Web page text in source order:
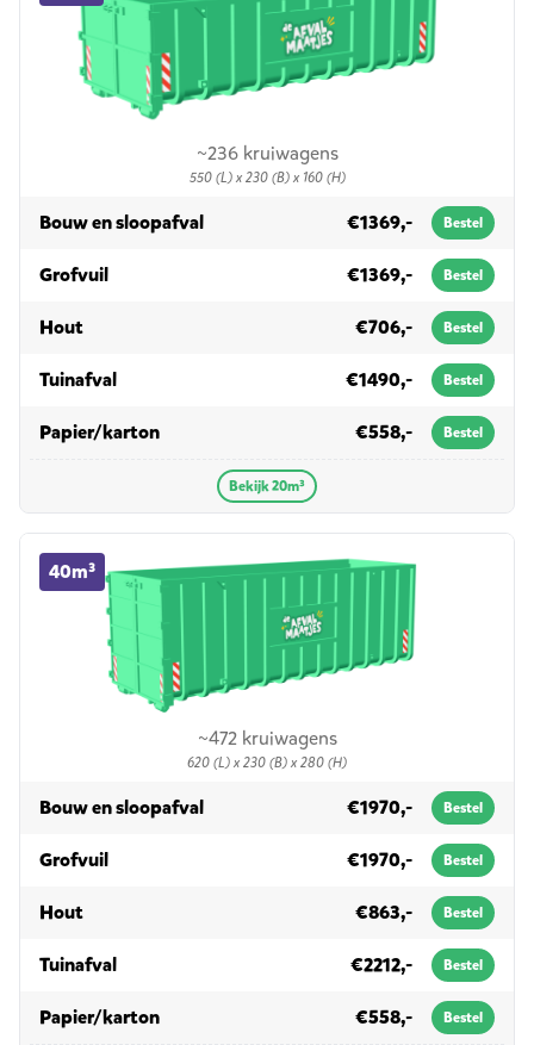
~236 kruiwagens
550 (L) x 230 (B) x 160 (H)
Bouw en sloopafvalin 20m³ €1369,- Bestel
Grofvuilin 20m³ €1369,- Bestel
Houtin 20m³ €706,- Bestel
Tuinafvalin 20m³ €1490,- Bestel
Papier/kartonin 20m³ €558,- Bestel
Bekijk 20m³
~472 kruiwagens
620 (L) x 230 (B) x 280 (H)
40m³
40m³ container huren
Bouw en sloopafvalin 40m³ €1970,- Bestel
Grofvuilin 40m³ €1970,- Bestel
Houtin 40m³ €863,- Bestel
Tuinafvalin 40m³ €2212,- Bestel
Papier/kartonin 40m³ €558,- Bestel